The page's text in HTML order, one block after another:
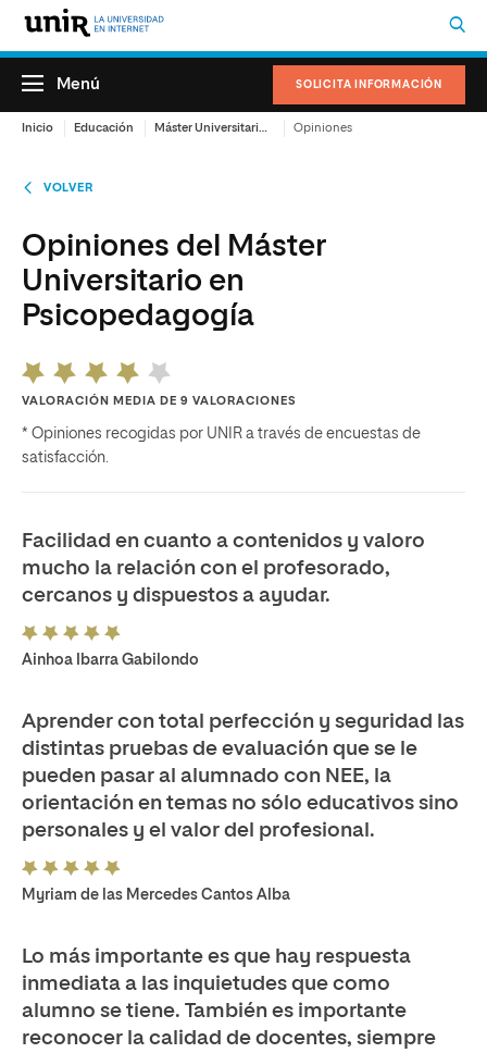
SOLICITA INFORMACIÓN
Menú
Inicio Educación Opiniones
VOLVER
Opiniones del Máster
Universitario en
Psicopedagogía
VALORACIÓN MEDIA DE 9 VALORACIONES
* Opiniones recogidas por UNIR a través de encuestas de
satisfacción.
Facilidad en cuanto a contenidos y valoro
mucho la relación con el profesorado,
cercanos y dispuestos a ayudar.
Ainhoa Ibarra Gabilondo
Aprender con total perfección y seguridad las
distintas pruebas de evaluación que se le
pueden pasar al alumnado con NEE, la
orientación en temas no sólo educativos sino
personales y el valor del profesional.
Myriam de las Mercedes Cantos Alba
Lo más importante es que hay respuesta
inmediata a las inquietudes que como
alumno se tiene. También es importante
reconocer la calidad de docentes, siempre